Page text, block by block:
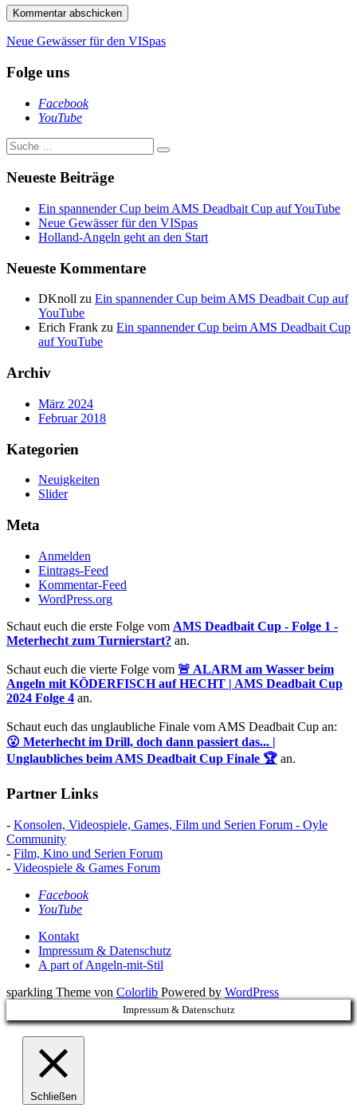
Beitragsnavigation
Neue Gewässer für den VISpas
Folge uns
Facebook
YouTube
Suche
nach:
Neueste Beiträge
Ein spannender Cup beim AMS Deadbait Cup auf YouTube
Neue Gewässer für den VISpas
Holland-Angeln geht an den Start
Neueste Kommentare
DKnoll zu Ein spannender Cup beim AMS Deadbait Cup auf
YouTube
Erich Frank zu Ein spannender Cup beim AMS Deadbait Cup
auf YouTube
Archiv
März 2024
Februar 2018
Kategorien
Neuigkeiten
Slider
Meta
Anmelden
Eintrags-Feed
Kommentar-Feed
WordPress.org
Schaut euch die erste Folge vom AMS Deadbait Cup - Folge 1 -
Meterhecht zum Turnierstart? an.
Schaut euch die vierte Folge vom 🚨 ALARM am Wasser beim
Angeln mit KÖDERFISCH auf HECHT | AMS Deadbait Cup
2024 Folge 4 an.
Schaut euch das unglaubliche Finale vom AMS Deadbait Cup an:
😮 Meterhecht im Drill, doch dann passiert das... |
Unglaubliches beim AMS Deadbait Cup Finale 🏆 an.
Partner Links
- Konsolen, Videospiele, Games, Film und Serien Forum - Oyle
Community
- Film, Kino und Serien Forum
- Videospiele & Games Forum
Facebook
YouTube
Kontakt
Impressum & Datenschutz
A part of Angeln-mit-Stil
sparkling Theme von Colorlib Powered by WordPress
Impressum & Datenschutz
Schließen